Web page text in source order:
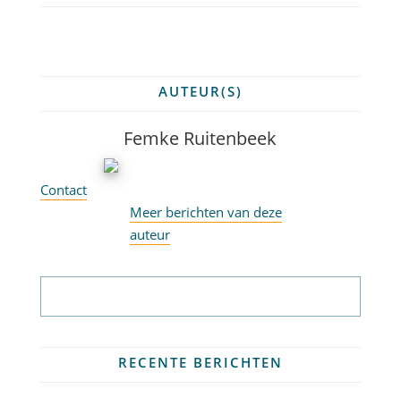
AUTEUR(S)
Femke Ruitenbeek
Contact
Meer berichten van deze
auteur
RECENTE BERICHTEN